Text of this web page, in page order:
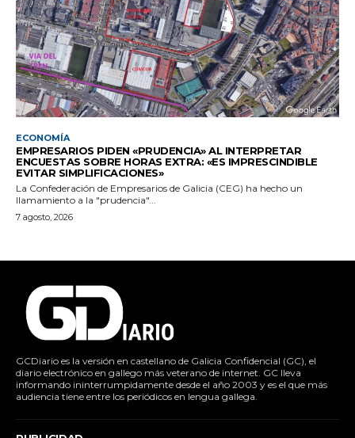
ECONOMÍA
EMPRESARIOS PIDEN «PRUDENCIA» AL INTERPRETAR
ENCUESTAS SOBRE HORAS EXTRA: «ES IMPRESCINDIBLE
EVITAR SIMPLIFICACIONES»
La Confederación de Empresarios de Galicia (CEG) ha hecho un
llamamiento a la "prudencia"...
7 agosto, 2026
GCDiario es la versión en castellano de Galicia Confidencial (GC), el
diario electrónico en gallego más veterano de internet. GC lleva
informando ininterrumpidamente desde el año 2003 y es el que más
audiencia tiene entre los periódicos en lengua gallega.